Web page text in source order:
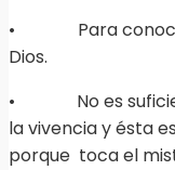
• Para
Dios.
• No es
la vivencia y ésta
porque toca el